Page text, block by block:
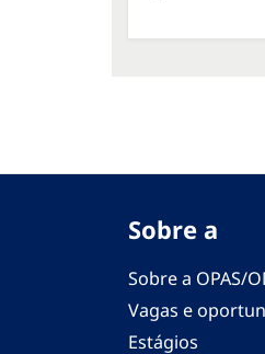
Sobre a
Sobre a OPAS/
Vagas e
Estágios